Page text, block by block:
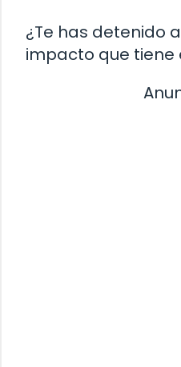
¿Te has detenido
impacto que tiene